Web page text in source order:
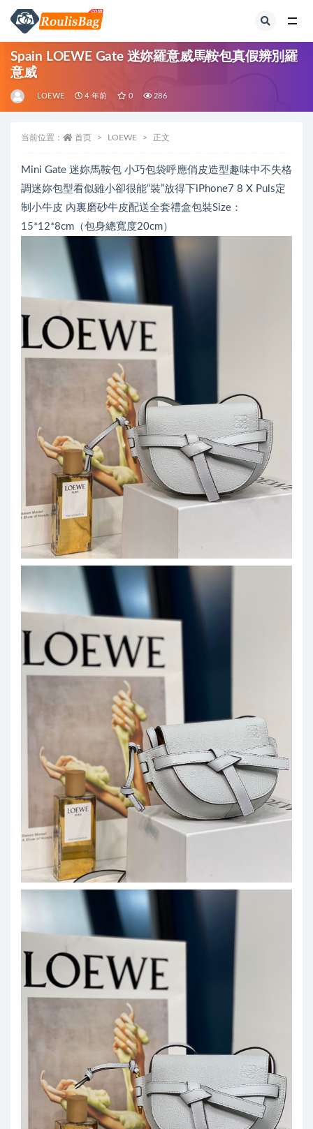
Spain LOEWE Gate 迷妳羅意威馬鞍包真假辨別羅
意威
LOEWE 4 年前 0 286
当前位置： 首页 LOEWE 正文
Mini Gate 迷妳馬鞍包 小巧包袋呼應俏皮造型趣味中不失格
調迷妳包型看似雖小卻很能“裝”放得下iPhone7 8 X Puls定
制小牛皮 內裏磨砂牛皮配送全套禮盒包裝Size：
15*12*8cm（包身總寬度20cm）